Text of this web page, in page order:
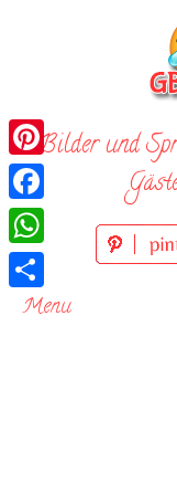
Bilder und
Menu
Pinterest
Facebook
WhatsApp
Teilen